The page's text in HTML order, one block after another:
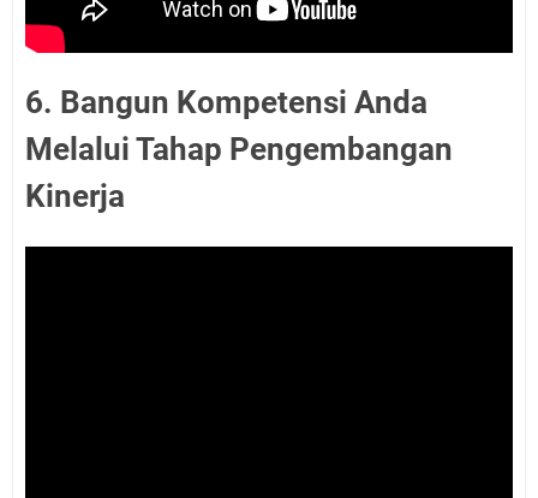
6. Bangun Kompetensi Anda
Melalui Tahap Pengembangan
Kinerja